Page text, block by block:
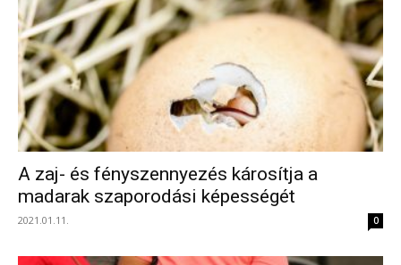
A zaj- és fényszennyezés károsítja a
madarak szaporodási képességét
2021.01.11. 0